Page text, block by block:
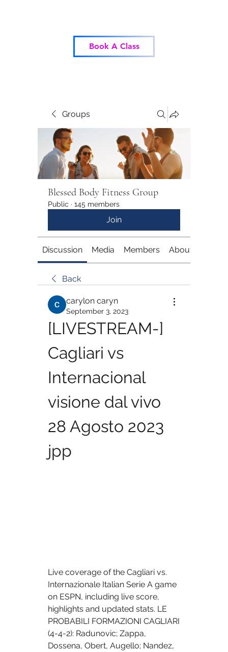
Book A Class
Groups
Blessed Body Fitness Group
Public · 145 members
Join
Discussion Media Members About
Back
carylon caryn
September 3, 2023
[LIVESTREAM-]
Cagliari vs
Internacional
visione dal vivo
28 Agosto 2023
jpp
Live coverage of the Cagliari vs.
Internazionale Italian Serie A game
on ESPN, including live score,
highlights and updated stats. LE
PROBABILI FORMAZIONI CAGLIARI
(4-4-2): Radunovic; Zappa,
Dossena, Obert, Augello; Nandez,